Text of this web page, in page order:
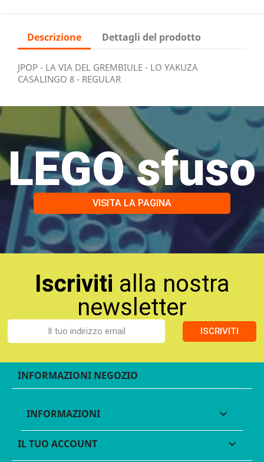
Descrizione Dettagli del prodotto
JPOP - LA VIA DEL GREMBIULE - LO YAKUZA
CASALINGO 8 - REGULAR
LEGO sfuso
VISITA LA PAGINA
Iscriviti alla nostra
newsletter
ISCRIVITI
INFORMAZIONI NEGOZIO
INFORMAZIONI 
IL TUO ACCOUNT 